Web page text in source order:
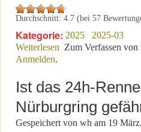
Durchschnitt: 4.7 (bei 57
Kategorie: 2025
2025-03
Weiterlesen über Nürburgring:
Zum Verfassen
Anmelden.
Ist das 24h-
Nürburgring
Gespeichert von wh am 19